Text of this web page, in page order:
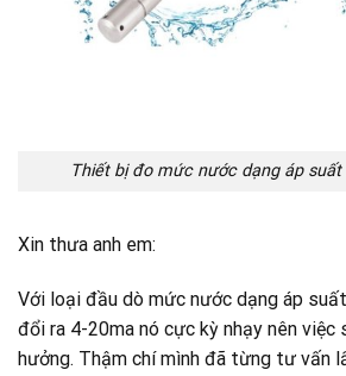
Thiết bị đo mức nước dạng áp suất
Xin thưa anh em:
Với loại đầu dò mức nước dạng áp
đổi ra 4-20ma nó cực kỳ nhạy nên việc
hưởng. Thậm chí mình đã từng tư vấn